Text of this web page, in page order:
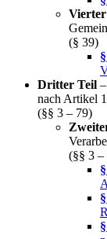
(§ 39)
Dritter Teil
nach Artikel
(§§ 3 – 79)
(§§ 3 –